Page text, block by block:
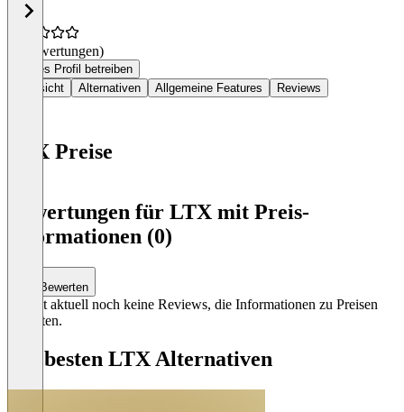
(0 Bewertungen)
Dieses Profil betreiben
Übersicht
Alternativen Allgemeine Features Reviews
LTX Preise
Bewertungen für LTX mit Preis-
Informationen (0)
Bewerten
Es gibt aktuell noch keine Reviews, die Informationen zu Preisen
enthalten.
Die besten LTX Alternativen